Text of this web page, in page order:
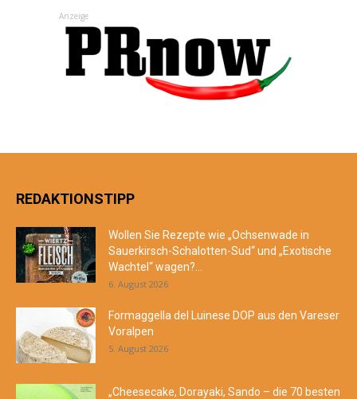
Anzeige
REDAKTIONSTIPP
Wollen Sie Rezepte wie „Ochsenwade in
Sauerkirsch-Schalotten-Sud“ und „Exotische
Wachtel“ wagen?...
6. August 2026
Formaggella del Luinese DOP aus den Vareser
Voralpen
5. August 2026
„Cheesecake, Dorayaki, Sando – die 70 besten